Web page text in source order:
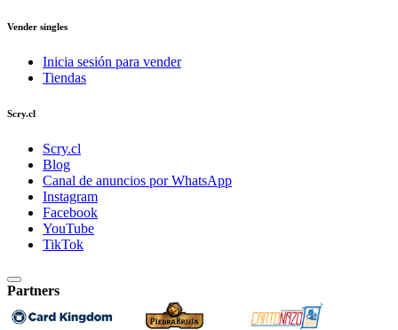
Vender singles
Inicia sesión para vender
Tiendas
Scry.cl
Scry.cl
Blog
Canal de anuncios por WhatsApp
Instagram
Facebook
YouTube
TikTok
Partners